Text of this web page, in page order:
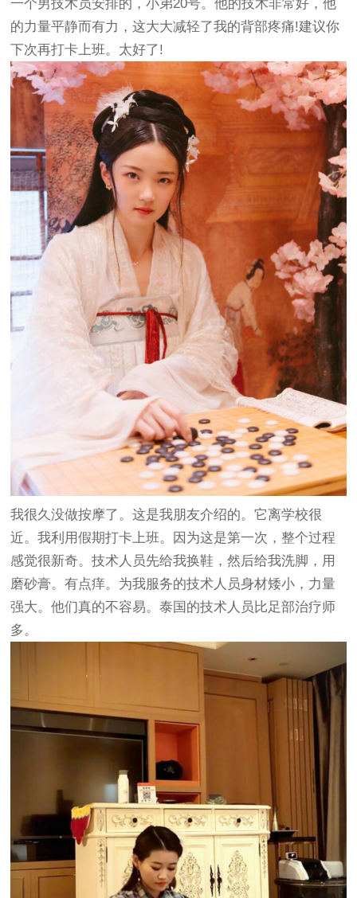
一个男技术员安排的，小弟20号。他的技术非常好，他
的力量平静而有力，这大大减轻了我的背部疼痛!建议你
下次再打卡上班。太好了!
我很久没做按摩了。这是我朋友介绍的。它离学校很
近。我利用假期打卡上班。因为这是第一次，整个过程
感觉很新奇。技术人员先给我换鞋，然后给我洗脚，用
磨砂膏。有点痒。为我服务的技术人员身材矮小，力量
强大。他们真的不容易。泰国的技术人员比足部治疗师
多。